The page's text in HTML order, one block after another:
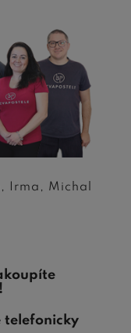
Irma, Michal
telefonicky